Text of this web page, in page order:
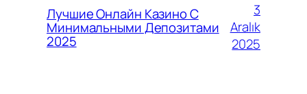
Лучшие Онлайн Казино С
Минимальными Депозитами
2025
3
Aralık
2025